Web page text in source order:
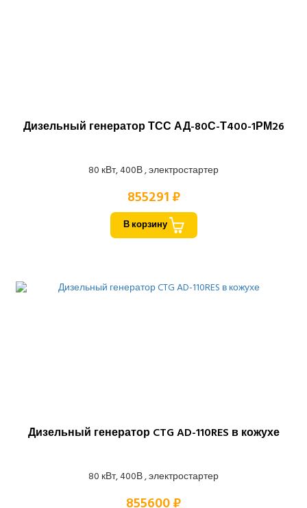
Дизельный генератор ТСС АД-80С-Т400-1РМ26
80 кВт, 400В , электростартер
855291 ₽
В корзину
Дизельный генератор CTG AD-110RES в кожухе
80 кВт, 400В , электростартер